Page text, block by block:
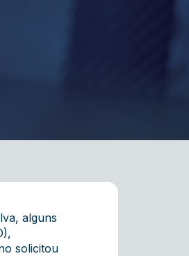
alguns
solicitou